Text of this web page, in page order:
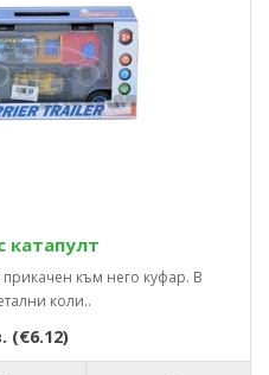
катапулт
прикачен към него куфар. В
коли..
(€6.12)